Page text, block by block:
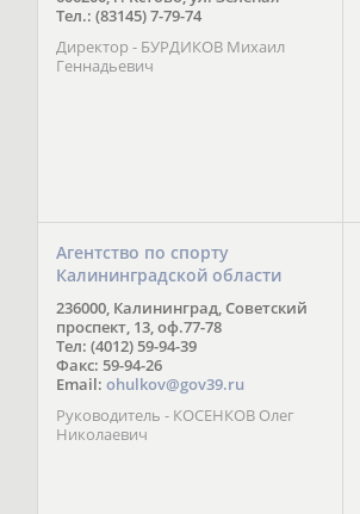
Тел.: (83145) 7-79-74
Директор - БУРДИКОВ Михаил
Геннадьевич
Агентство по спорту
Калининградской области
236000, Калининград, Советский
проспект, 13, оф.77-78
Тел: (4012) 59-94-39
Факс: 59-94-26
Email: ohulkov@gov39.ru
Руководитель - КОСЕНКОВ Олег
Николаевич